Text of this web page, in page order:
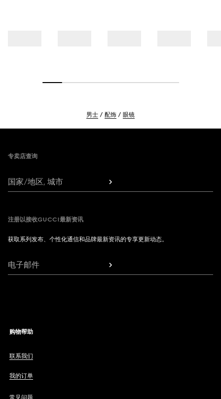
男士 配饰 眼镜
专卖店查询
国家/地区, 城市
注册以接收GUCCI最新资讯
获取系列发布、个性化通信和品牌最新资讯的专享更新动态。
电子邮件
购物帮助
联系我们
我的订单
常见问题